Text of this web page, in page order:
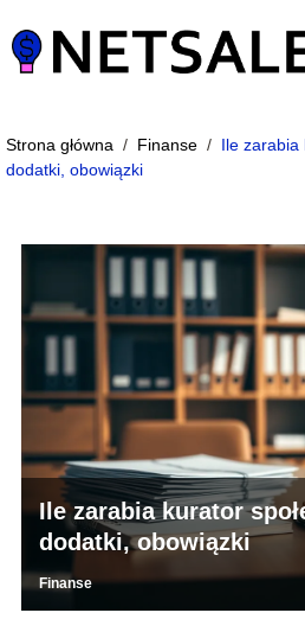
Strona główna / Finanse / Ile zarabia
dodatki, obowiązki
Ile zarabia kurator
dodatki, obowiązki
Finanse